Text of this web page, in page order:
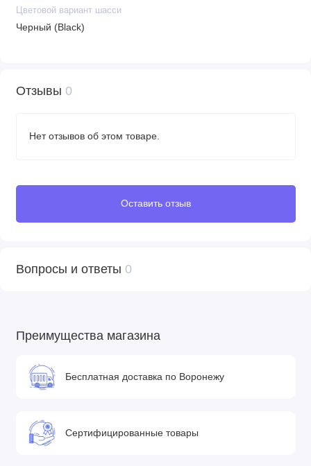
Цветовой вариант шасси
Черный (Black)
Отзывы 0
Нет отзывов об этом товаре.
Оставить отзыв
Вопросы и ответы 0
Преимущества магазина
Бесплатная доставка по Воронежу
Сертифицированные товары